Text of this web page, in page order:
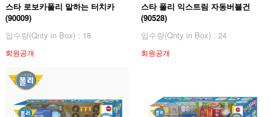
스타 로보카폴리 말하는 터치카
(90009)
입수량(Qnty in Box) : 18
회원공개
스타 폴리 익스트림 자동버블건
(90528)
입수량(Qnty in Box) : 24
회원공개